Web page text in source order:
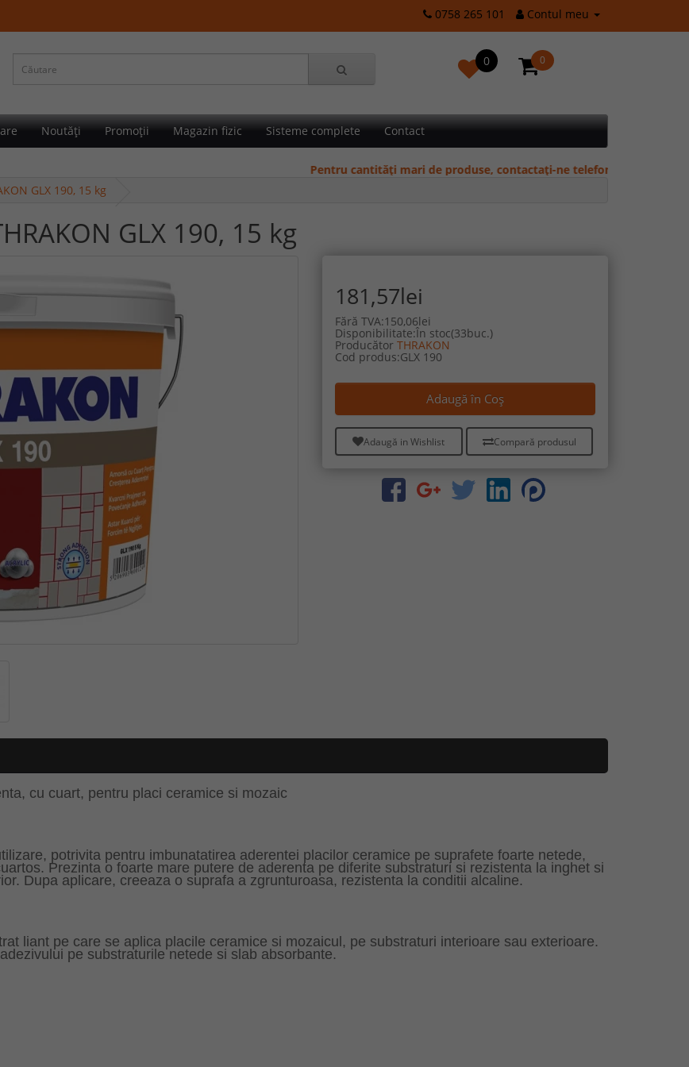
0758 265 101 Contul meu
0 0
Noutăți Promoții Magazin fizic Sisteme complete Contact
Pentru cantități mari de produse, contactați-ne telefonic pentru oferte și
GLX 190, 15 kg
GLX 190, 15 kg
181,57lei
Fără TVA:150,06lei
Disponibilitate:În stoc(33buc.)
Producător THRAKON
Cod produs:GLX 190
Adaugă în Coş
Adaugă in Wishlist Compară produsul
cu cuart, pentru placi ceramice si mozaic
potrivita pentru imbunatatirea aderentei placilor ceramice pe suprafete foarte netede,
Prezinta o foarte mare putere de aderenta pe diferite substraturi si rezistenta la inghet si
Dupa aplicare, creeaza o suprafa a zgrunturoasa, rezistenta la conditii alcaline.
liant pe care se aplica placile ceramice si mozaicul, pe substraturi interioare sau exterioare.
pe substraturile netede si slab absorbante.